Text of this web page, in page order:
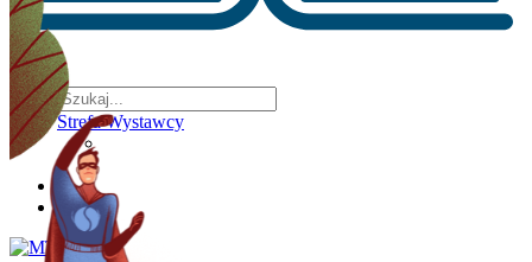
Strefa Wystawcy